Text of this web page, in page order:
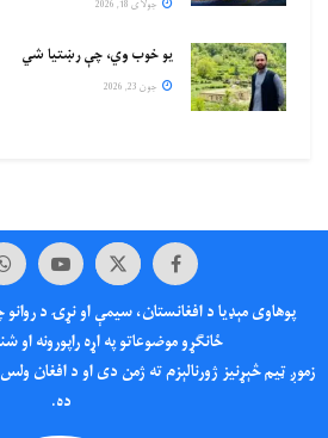
جولای 18, 2026
یو خوب وي، چې رښتیا شي
جون 23, 2026
پوهاوی‌ مېډیا د افغانستان، سیمې او نړۍ د
ځانګړو موضوعاتو په اړه راپورونه
زموږ ټیم څېړنیز ژورنالېزم ته ژمن دی او د افغان
ده.